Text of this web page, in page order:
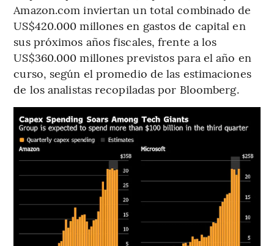
Amazon.com inviertan un total combinado de
US$420.000 millones en gastos de capital en
sus próximos años fiscales, frente a los
US$360.000 millones previstos para el año en
curso, según el promedio de las estimaciones
de los analistas recopiladas por Bloomberg.